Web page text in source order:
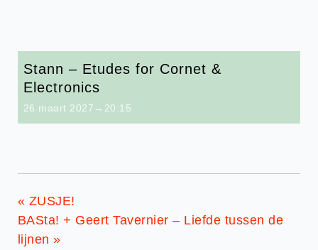
Stann – Etudes for Cornet &
Electronics
26 maart 2027→20:15
« ZUSJE!
BASta! + Geert Tavernier – Liefde tussen de
lijnen»